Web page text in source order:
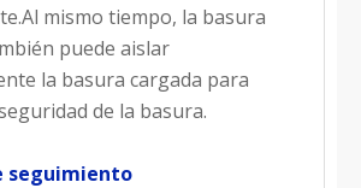
mismo tiempo, la basura
puede aislar
la basura cargada para
de la basura.
seguimiento